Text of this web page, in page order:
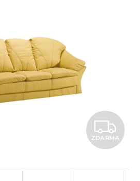
Z
D
A
ZDARMA